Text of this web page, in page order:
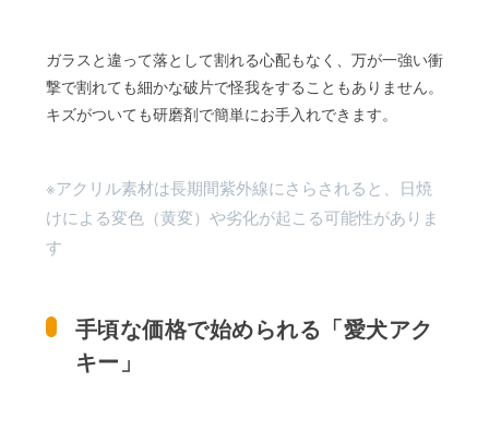
ガラスと違って落として割れる心配もなく、万が一強い衝
撃で割れても細かな破片で怪我をすることもありません。
キズがついても研磨剤で簡単にお手入れできます。
※アクリル素材は長期間紫外線にさらされると、日焼
けによる変色（黄変）や劣化が起こる可能性がありま
す
手頃な価格で始められる「愛犬アク
キー」